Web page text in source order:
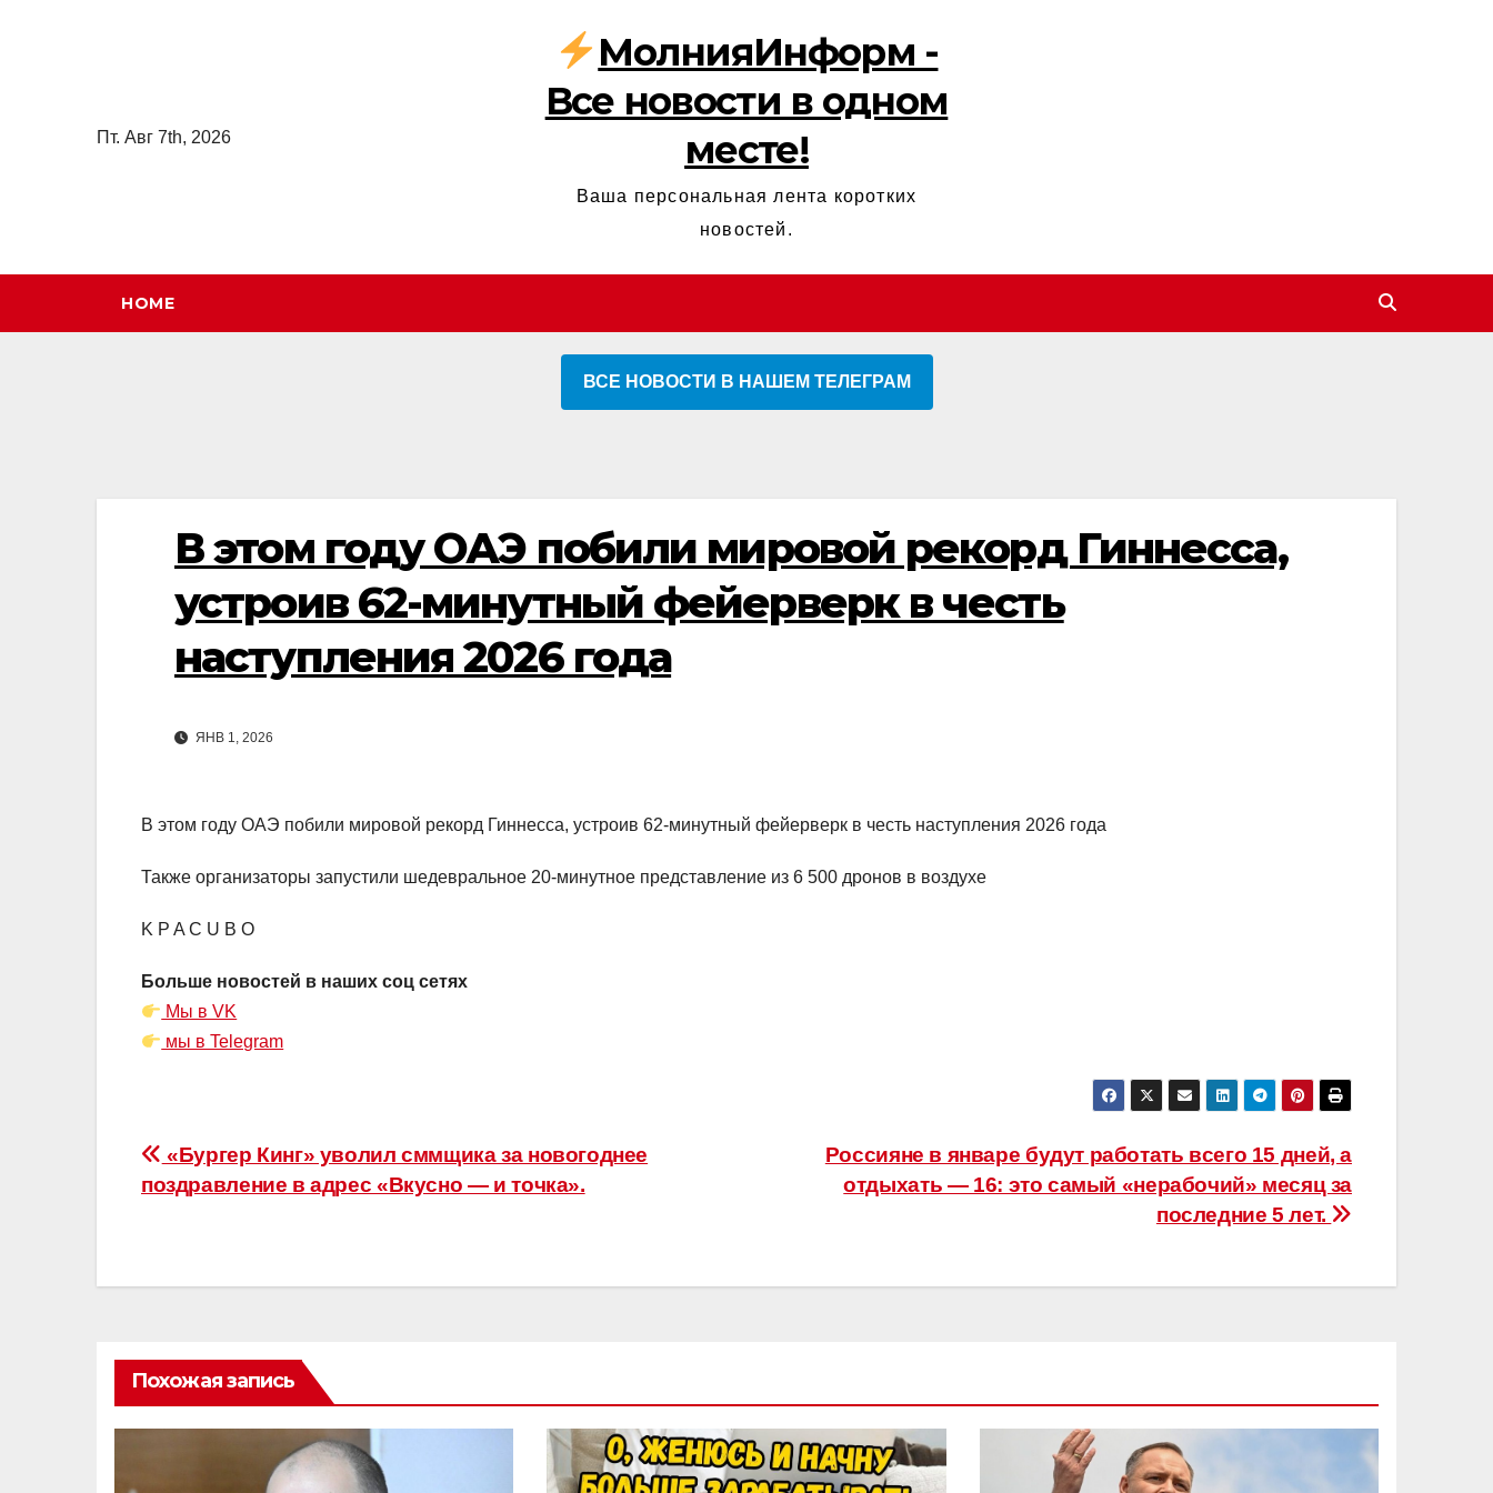
Пт. Авг 7th, 2026
МолнияИнформ -
Все новости в одном
месте!
Ваша персональная лента коротких
новостей.
HOME
ВСЕ НОВОСТИ В НАШЕМ ТЕЛЕГРАМ
В этом году ОАЭ побили мировой рекорд Гиннесса,
устроив 62-минутный фейерверк в честь
наступления 2026 года
ЯНВ 1, 2026
В этом году ОАЭ побили мировой рекорд Гиннесса, устроив 62-минутный фейерверк в честь наступления 2026 года
Также организаторы запустили шедевральное 20-минутное представление из 6 500 дронов в воздухе
K P A C U B O
Больше новостей в наших соц сетях
Мы в VK
мы в Telegram
Навигация
по
Россияне в январе будут работать всего 15 дней, а
отдыхать — 16: это самый «нерабочий» месяц за
последние 5 лет.
«Бургер Кинг» уволил сммщика за новогоднее
поздравление в адрес «Вкусно — и точка».
Похожая запись